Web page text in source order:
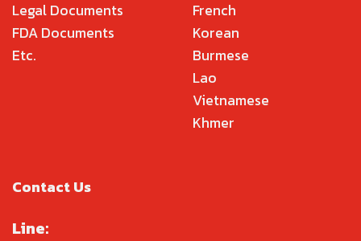
Legal Documents
FDA Documents
Etc.
French
Korean
Burmese
Lao
Vietnamese
Khmer
Contact Us
Line: